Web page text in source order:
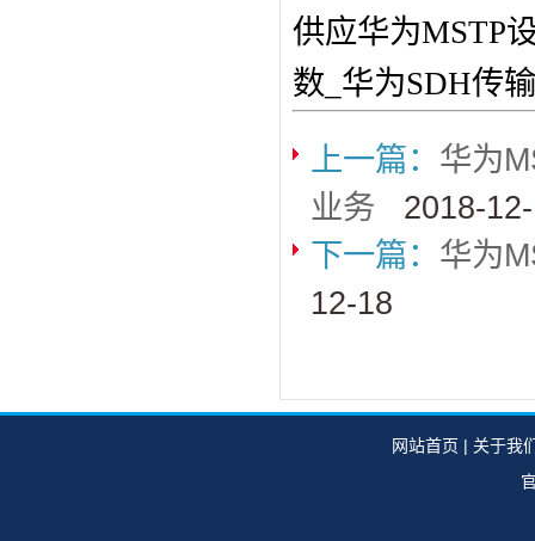
供应华为MSTP
数_华为SDH传
上一篇： 华为
业务
2018-
下一篇： 华为
12-18
网站首页 | 关于我